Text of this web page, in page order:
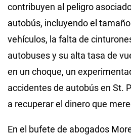
contribuyen al peligro
autobús, incluyendo el
vehículos, la falta de
autobuses y su alta tasa de
en un choque, un
accidentes de autobús en St.
a recuperar el dinero que
En el bufete de abogados